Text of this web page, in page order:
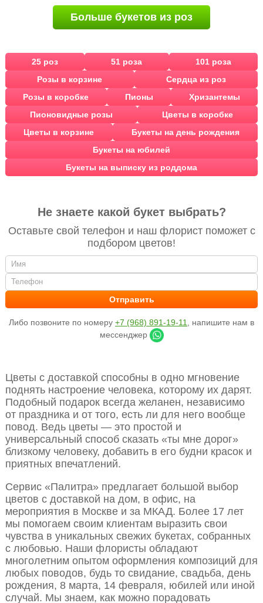
Больше букетов из роз
25 роз 51 роза
101 роза
Розы в корзине
Сердца из роз
Розы в коробке
Пионы
Хризантемы
Пионовидные розы
Цветы в коробке
Цветы в корзине
Букеты на день рождения
Букеты на юбилей
Букеты на выписку из роддома
Не знаете какой букет выбрать?
Оставьте свой телефон и наш флорист поможет с
подбором цветов!
Либо позвоните по номеру +7 (968) 891-19-11
, напишите нам в
мессенджер
Цветы с доставкой способны в одно мгновение
поднять настроение человека, которому их дарят.
Подобный подарок всегда желанен, независимо
от праздника и от того, есть ли для него вообще
повод. Ведь цветы — это простой и
универсальный способ сказать «ты мне дорог»
близкому человеку, добавить в его будни красок и
приятных впечатлений.
Сервис «Палитра» предлагает большой выбор
цветов с доставкой на дом, в офис, на
мероприятия в Москве и за МКАД. Более 17 лет
мы помогаем своим клиентам выразить свои
чувства в уникальных свежих букетах, собранных
с любовью. Наши флористы обладают
многолетним опытом оформления композиций для
любых поводов, будь то свидание, свадьба, день
рождения, 8 марта, 14 февраля, юбилей или иной
случай. Мы знаем, как можно порадовать